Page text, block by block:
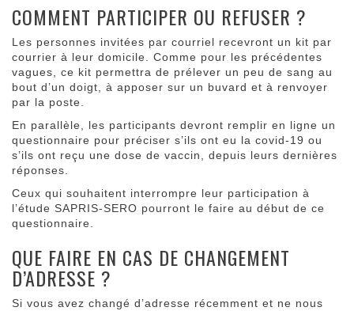
COMMENT PARTICIPER OU REFUSER ?
Les personnes invitées par courriel recevront un kit par
courrier à leur domicile. Comme pour les précédentes
vagues, ce kit permettra de prélever un peu de sang au
bout d’un doigt, à apposer sur un buvard et à renvoyer
par la poste.
En parallèle, les participants devront remplir en ligne un
questionnaire pour préciser s’ils ont eu la covid-19 ou
s’ils ont reçu une dose de vaccin, depuis leurs dernières
réponses.
Ceux qui souhaitent interrompre leur participation à
l’étude SAPRIS-SERO pourront le faire au début de ce
questionnaire.
QUE FAIRE EN CAS DE CHANGEMENT
D’ADRESSE ?
Si vous avez changé d’adresse récemment et ne nous